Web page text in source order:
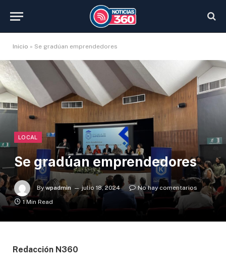
Inicio » Se gradúan emprendedores
LOCAL
Se gradúan emprendedores
By wpadmin julio 18, 2024
No hay comentarios
1 Min Read
Redacción N360